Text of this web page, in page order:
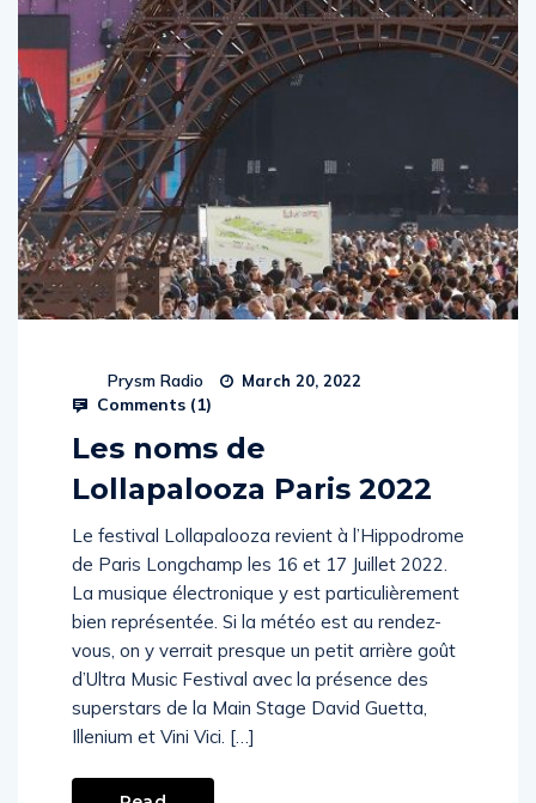
Prysm Radio
Les noms de
Lollapalooza Paris 2022
Le festival Lollapalooza revient à l’Hippodrome
de Paris Longchamp les 16 et 17 Juillet 2022.
La musique électronique y est particulièrement
bien représentée. Si la météo est au rendez-
vous, on y verrait presque un petit arrière goût
d’Ultra Music Festival avec la présence des
superstars de la Main Stage David Guetta,